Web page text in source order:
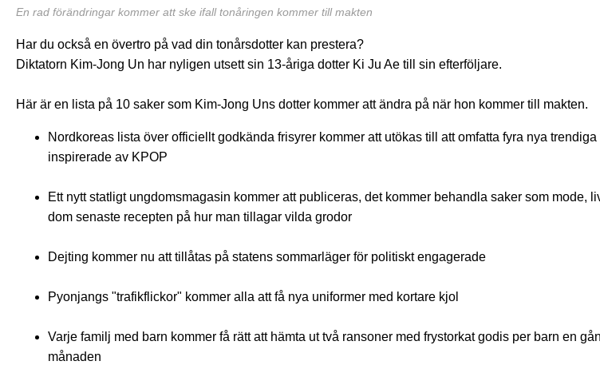
En rad förändringar kommer att ske ifall tonåringen kommer till makten
Har du också en övertro på vad din tonårsdotter kan prestera?
Diktatorn Kim-Jong Un har nyligen utsett sin 13-åriga dotter Ki Ju Ae till sin efterföljare.
Här är en lista på 10 saker som Kim-Jong Uns dotter kommer att ändra på när hon kommer till makten.
Nordkoreas lista över officiellt godkända frisyrer kommer att utökas till att omfatta fyra nya trendiga
inspirerade av KPOP
Ett nytt statligt ungdomsmagasin kommer att publiceras, det kommer behandla saker som mode,
dom senaste recepten på hur man tillagar vilda grodor
Dejting kommer nu att tillåtas på statens sommarläger för politiskt engagerade
Pyonjangs "trafikflickor" kommer alla att få nya uniformer med kortare kjol
Varje familj med barn kommer få rätt att hämta ut två ransoner med frystorkat godis per barn en
månaden